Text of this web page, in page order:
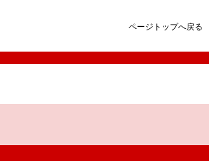
ページトップへ戻る